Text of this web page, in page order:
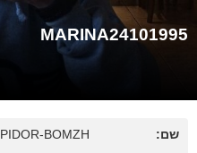
MARINA24101995
שם: PIDOR-BOMZH